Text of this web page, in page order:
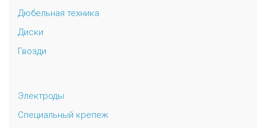
Дюбельная техника
Диски
Гвозди
Электроды
Специальный крепеж